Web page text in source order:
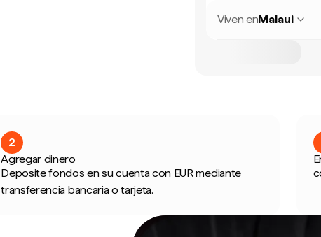
Viven enMalaui
2
Agregar dinero
Deposite fondos en su cuenta con EUR mediante
transferencia bancaria o tarjeta.